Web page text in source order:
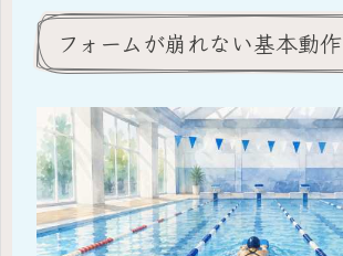
フォームが崩れない基本動作